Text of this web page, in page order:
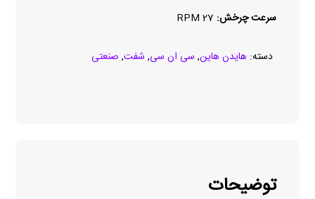
سرعت چرخش: 27 RPM
دسته:هایدن هاین, سی ان سی, شفت, صنعتی
توضیحات